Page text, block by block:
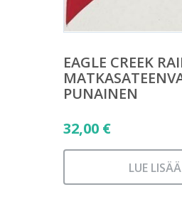
EAGLE CREEK
PUNAINEN
32,00 €
LUE